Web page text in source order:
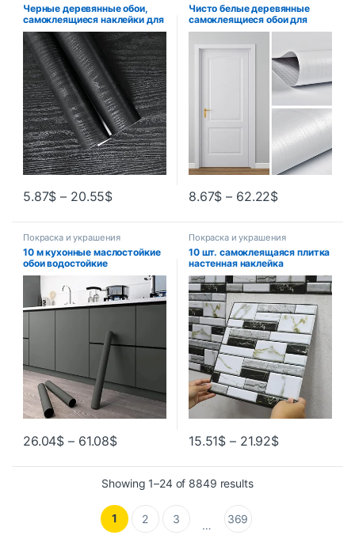
Черные деревянные обои,
самоклеящиеся наклейки для
мебели, меняющие цвет,
наклейки для гардероба,
материалы и
принадлежности для
украшения дома
5.87$ – 20.55$
Чисто белые деревянные
самоклеящиеся обои для
шкафа, водостойкие
для спальни, мебель, ремонт
двери, наклейка на стену
8.67$ – 62.22$
Покраска и украшения
10 м кухонные маслостойкие
обои водостойкие
самоклеящиеся наклейки
ремонт шкафа без
формальдегида устойчивый к
плесени декор стены
26.04$ – 61.08$
Покраска и украшения
10 шт. самоклеящаяся плитка
настенная наклейка
домашний декор 3d наклейки
из ПВХ чехлы для кухонного
шкафа ванная комната
водонепроницаемые обои
15.51$ – 21.92$
Showing 1–24 of 8849 results
1 2 3 … 369